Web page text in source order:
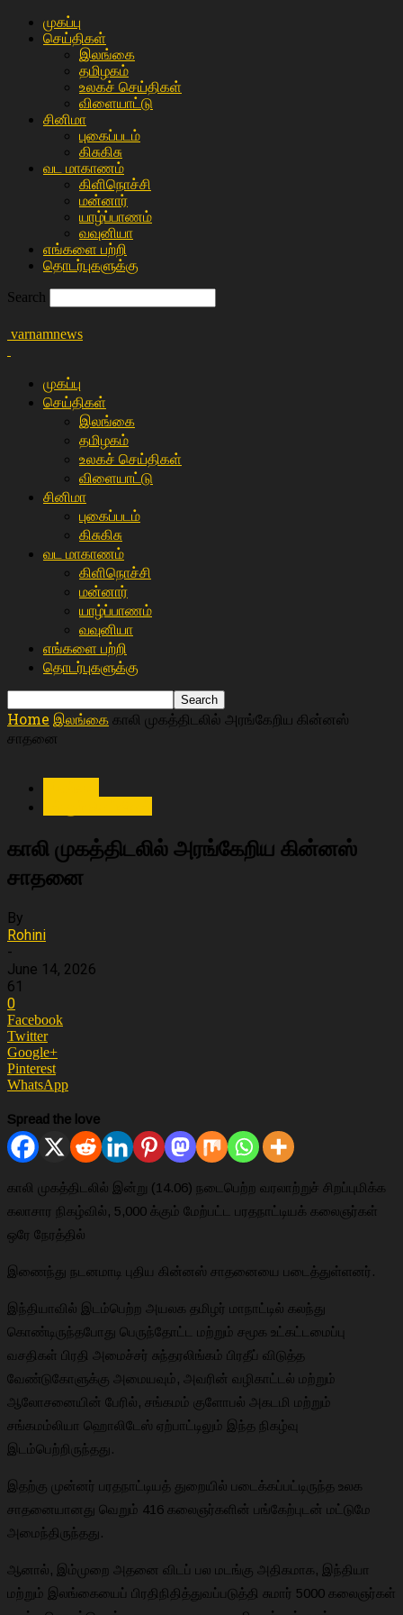
முகப்பு
செய்திகள்
இலங்கை
த‌மிழக‌ம்
உலகச் செய்திகள்
விளையா‌ட்டு
சி‌னிமா
புகைப்படம்
கிசு‌கிசு
வட மாகாணம்
கிளிநொச்சி
மன்னார்
யாழ்ப்பாணம்
வவுனியா
எங்களை பற்றி
தொடர்புகளுக்கு
Search
varnamnews
முகப்பு
செய்திகள்
இலங்கை
த‌மிழக‌ம்
உலகச் செய்திகள்
விளையா‌ட்டு
சி‌னிமா
புகைப்படம்
கிசு‌கிசு
வட மாகாணம்
கிளிநொச்சி
மன்னார்
யாழ்ப்பாணம்
வவுனியா
எங்களை பற்றி
தொடர்புகளுக்கு
Home இலங்கைகாலி முகத்திடலில் அரங்கேறிய கின்னஸ்
சாதனை
காலி முகத்திடலில் அரங்கேறிய கின்னஸ்
சாதனை
By
Rohini
-
June 14, 2026
61
0
Facebook
Twitter
Google+
Pinterest
WhatsApp
Spread the love
காலி முகத்திடலில் இன்று (14.06) நடைபெற்ற வரலாற்றுச் சிறப்புமிக்க
கலாசார நிகழ்வில், 5,000 க்கும் மேற்பட்ட பரதநாட்டியக் கலைஞர்கள்
ஒரே நேரத்தில்
இணைந்து நடனமாடி புதிய கின்னஸ் சாதனையை படைத்துள்ளனர்.
இந்தியாவில் இடம்பெற்ற அயலக தமிழர் மாநாட்டில் கலந்து
கொண்டிருந்தபோது பெருந்தோட்ட மற்றும் சமூக உட்கட்டமைப்பு
வசதிகள் பிரதி அமைச்சர் சுந்தரலிங்கம் பிரதீப் விடுத்த
வேண்டுகோளுக்கு அமையவும், அவரின் வழிகாட்டல் மற்றும்
ஆலோசனையின் பேரில், சங்கமம் குளோபல் அகடமி மற்றும்
சங்கமம்லியா ஹொலிடேஸ் ஏற்பாட்டிலும் இந்த நிகழ்வு
இடம்பெற்றிருந்தது.
இதற்கு முன்னர் பரதநாட்டியத் துறையில் படைக்கப்பட்டிருந்த உலக
சாதனையானது வெறும் 416 கலைஞர்களின் பங்கேற்புடன் மட்டுமே
அமைந்திருந்தது.
ஆனால், இம்முறை அதனை விடப் பல மடங்கு அதிகமாக, இந்தியா
மற்றும் இலங்கையைப் பிரதிநிதித்துவப்படுத்தி சுமார் 5000 கலைஞர்கள்